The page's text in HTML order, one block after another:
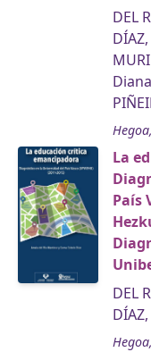
DEL
Diana
La
País
DEL